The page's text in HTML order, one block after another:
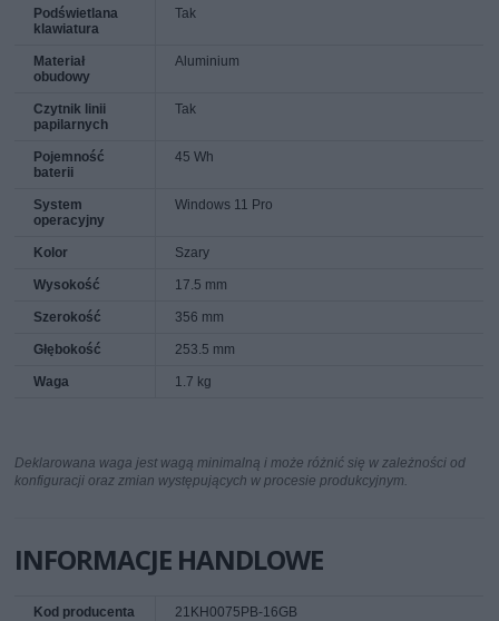
Podświetlana
klawiatura
Tak
Materiał
obudowy
Aluminium
Czytnik linii
papilarnych
Tak
Pojemność
baterii
45 Wh
System
operacyjny
Windows 11 Pro
Kolor Szary
Wysokość 17.5 mm
Szerokość 356 mm
Głębokość 253.5 mm
Waga 1.7 kg
Deklarowana waga jest wagą minimalną i może różnić się w zależności od
konfiguracji oraz zmian występujących w procesie produkcyjnym.
INFORMACJE HANDLOWE
Kod producenta 21KH0075PB-16GB